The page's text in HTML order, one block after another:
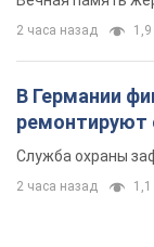
2 часа назад 1,9
В Германии
ремонтируют
Служба охраны
2 часа назад 1,1